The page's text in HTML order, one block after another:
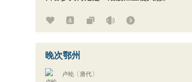
晚次鄂州
卢纶 〔唐代〕